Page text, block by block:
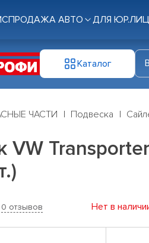
ПРОДАЖА АВТО ДЛЯ ЮР.ЛИЦ
Каталог
ЧАСТИ Подвеска
VW
0 отзывов Нет в